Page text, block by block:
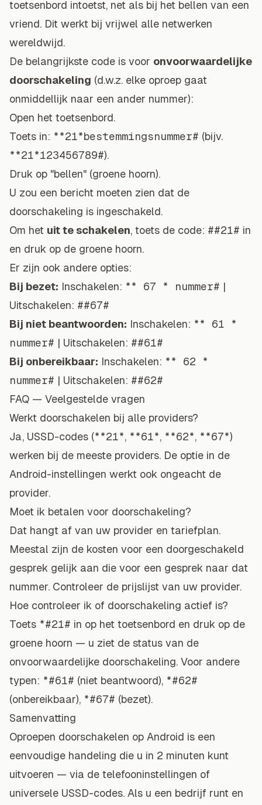
toetsenbord intoetst, net als bij het bellen van een
vriend. Dit werkt bij vrijwel alle netwerken
wereldwijd.
De belangrijkste code is voor onvoorwaardelijke
doorschakeling (d.w.z. elke oproep gaat
onmiddellijk naar een ander nummer):
Open het toetsenbord.
Toets in: **21*bestemmingsnummer# (bijv.
**21*123456789#).
Druk op "bellen" (groene hoorn).
U zou een bericht moeten zien dat de
doorschakeling is ingeschakeld.
Om het uit te schakelen, toets de code: ##21# in
en druk op de groene hoorn.
Er zijn ook andere opties:
Bij bezet: Inschakelen: ** 67 * nummer# |
Uitschakelen: ##67#
Bij niet beantwoorden: Inschakelen: ** 61 *
nummer# | Uitschakelen: ##61#
Bij onbereikbaar: Inschakelen: ** 62 *
nummer# | Uitschakelen: ##62#
FAQ — Veelgestelde vragen
Werkt doorschakelen bij alle providers?
Ja, USSD-codes (**21*, **61*, **62*, **67*)
werken bij de meeste providers. De optie in de
Android-instellingen werkt ook ongeacht de
provider.
Moet ik betalen voor doorschakeling?
Dat hangt af van uw provider en tariefplan.
Meestal zijn de kosten voor een doorgeschakeld
gesprek gelijk aan die voor een gesprek naar dat
nummer. Controleer de prijslijst van uw provider.
Hoe controleer ik of doorschakeling actief is?
Toets *#21# in op het toetsenbord en druk op de
groene hoorn — u ziet de status van de
onvoorwaardelijke doorschakeling. Voor andere
typen: *#61# (niet beantwoord), *#62#
(onbereikbaar), *#67# (bezet).
Samenvatting
Oproepen doorschakelen op Android is een
eenvoudige handeling die u in 2 minuten kunt
uitvoeren — via de telefooninstellingen of
universele USSD-codes. Als u een bedrijf runt en